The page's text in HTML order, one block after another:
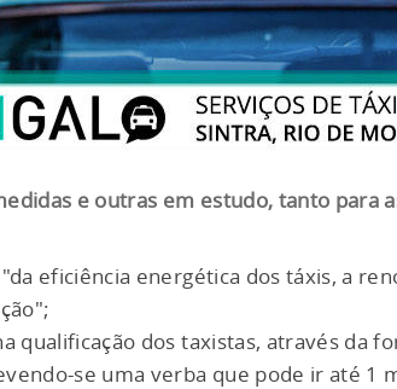
e outras em estudo, tanto para
eficiência energética dos táxis, a
qualificação dos taxistas, através da
se uma verba que pode ir até 1